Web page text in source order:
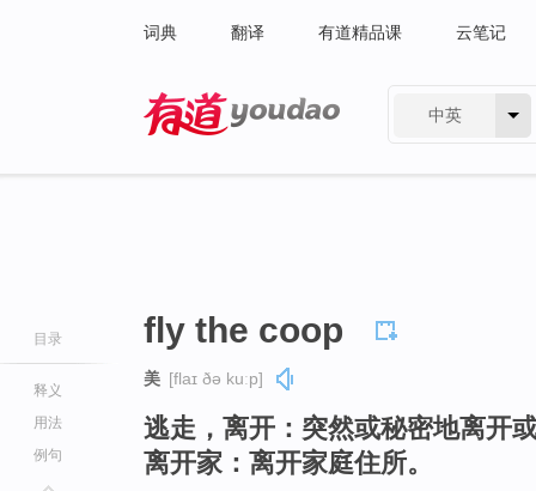
词典 翻译 有道精品课 云笔记
中英
目录
释义
用法
例句
fly the coop
美 [flaɪ ðə kuːp]
逃走，离开：突然或秘密地离开
离开家：离开家庭住所。